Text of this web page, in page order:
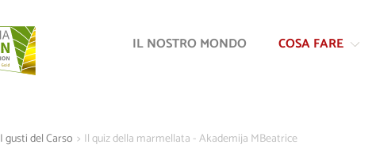
IL NOSTRO MONDO COSA FARE
I gusti del Carso > Il quiz della marmellata - Akademija MBeatrice